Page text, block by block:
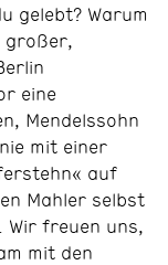
gelebt? Warum
großer,
eine
Mendelssohn
mit einer
auf
Mahler selbst
Wir freuen uns,
mit den